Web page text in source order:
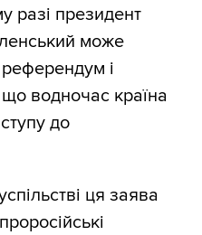
разі президент
може
і
водночас країна
до
ця заява